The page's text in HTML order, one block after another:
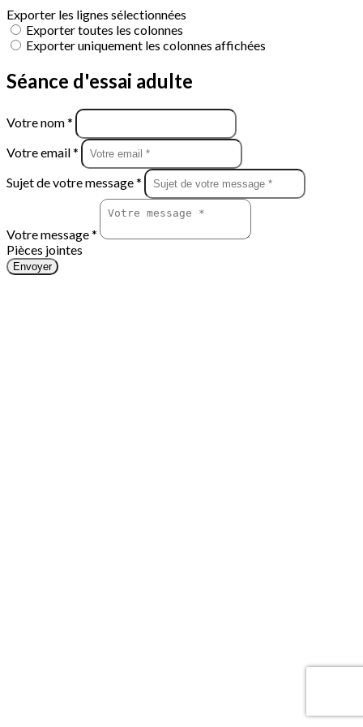
Exporter les lignes sélectionnées
Exporter toutes les colonnes
Exporter uniquement les colonnes affichées
Séance d'essai adulte
Votre nom *
Votre email *
Sujet de votre message *
Votre message *
Pièces jointes
Envoyer